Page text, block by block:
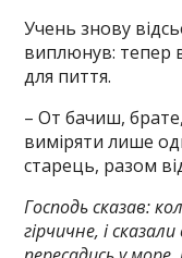
Учень знову
виплюнув: тепер
для пиття.
– От бачиш,
виміряти лише
старець, разом
Господь сказав:
гірчичне, і